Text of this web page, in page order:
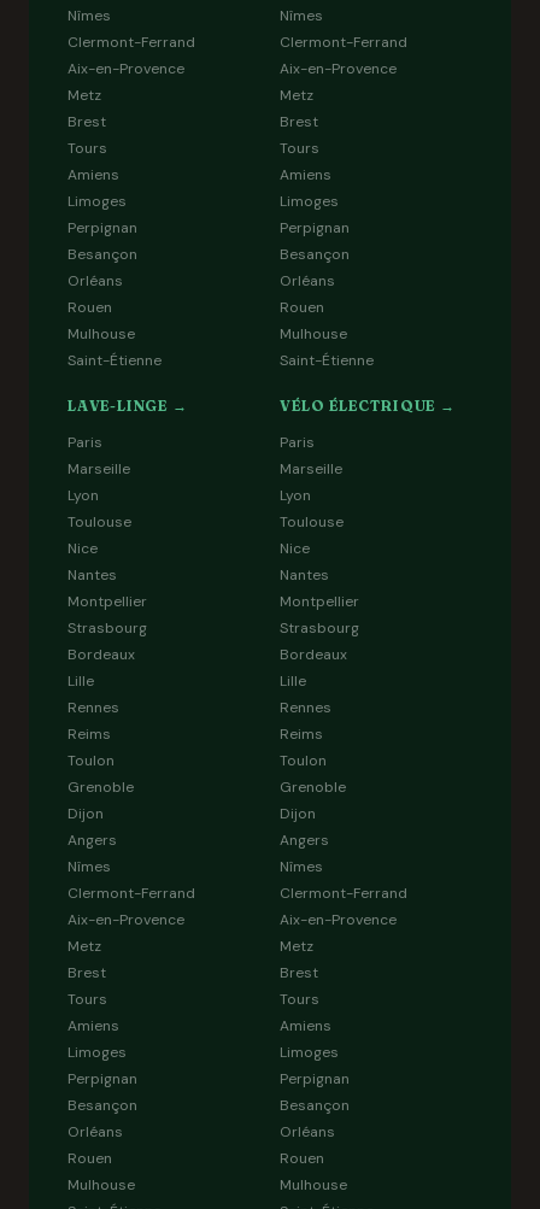
Nîmes
Clermont-Ferrand
Aix-en-Provence
Metz
Brest
Tours
Amiens
Limoges
Perpignan
Besançon
Orléans
Rouen
Mulhouse
Saint-Étienne
Nîmes
Clermont-Ferrand
Aix-en-Provence
Metz
Brest
Tours
Amiens
Limoges
Perpignan
Besançon
Orléans
Rouen
Mulhouse
Saint-Étienne
LAVE-LINGE →
Paris
Marseille
Lyon
Toulouse
Nice
Nantes
Montpellier
Strasbourg
Bordeaux
Lille
Rennes
Reims
Toulon
Grenoble
Dijon
Angers
Nîmes
Clermont-Ferrand
Aix-en-Provence
Metz
Brest
Tours
Amiens
Limoges
Perpignan
Besançon
Orléans
Rouen
Mulhouse
VÉLO ÉLECTRIQUE →
Paris
Marseille
Lyon
Toulouse
Nice
Nantes
Montpellier
Strasbourg
Bordeaux
Lille
Rennes
Reims
Toulon
Grenoble
Dijon
Angers
Nîmes
Clermont-Ferrand
Aix-en-Provence
Metz
Brest
Tours
Amiens
Limoges
Perpignan
Besançon
Orléans
Rouen
Mulhouse